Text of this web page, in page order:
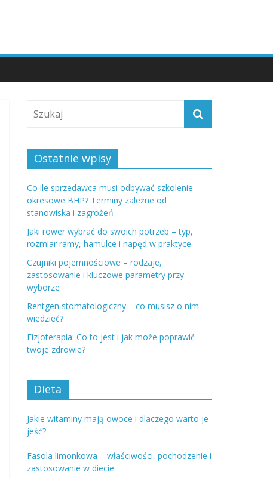
Ostatnie wpisy
Co ile sprzedawca musi odbywać szkolenie
okresowe BHP? Terminy zależne od
stanowiska i zagrożeń
Jaki rower wybrać do swoich potrzeb – typ,
rozmiar ramy, hamulce i napęd w praktyce
Czujniki pojemnościowe – rodzaje,
zastosowanie i kluczowe parametry przy
wyborze
Rentgen stomatologiczny – co musisz o nim
wiedzieć?
Fizjoterapia: Co to jest i jak może poprawić
twoje zdrowie?
Dieta
Jakie witaminy mają owoce i dlaczego warto je
jeść?
Fasola limonkowa – właściwości, pochodzenie i
zastosowanie w diecie